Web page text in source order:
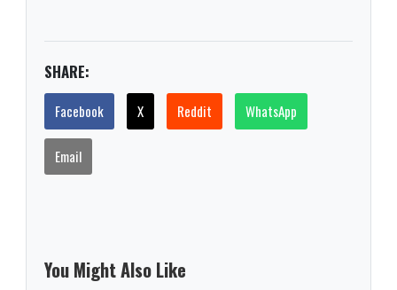
SHARE:
Facebook X Reddit WhatsApp
Email
You Might Also Like